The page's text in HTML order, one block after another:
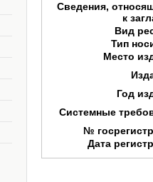
Сведения,
к
Вид
Тип
Место
Год
Системные
№
Дата